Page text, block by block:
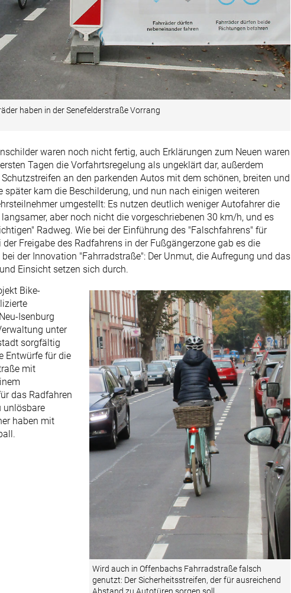
haben in der Senefelderstraße Vorrang
waren noch nicht fertig, auch Erklärungen zum Neuen waren
Tagen die Vorfahrtsregelung als ungeklärt dar, außerdem
an den parkenden Autos mit dem schönen, breiten und
später kam die Beschilderung, und nun nach einigen weiteren
umgestellt: Es nutzen deutlich weniger Autofahrer die
aber noch nicht die vorgeschriebenen 30 km/h, und es
Radweg. Wie bei der Einführung des "Falschfahrens" für
Freigabe des Radfahrens in der Fußgängerzone gab es die
der Innovation "Fahrradstraße": Der Unmut, die Aufregung und das
Einsicht setzen sich durch.
Wird auch in Offenbachs Fahrradstraße falsch
genutzt: Der Sicherheitsstreifen, der für ausreichend
Abstand zu Autotüren sorgen soll
Bike-
Isenburg
unter
sorgfältig
Entwürfe für die
mit
das Radfahren
unlösbare
haben mit